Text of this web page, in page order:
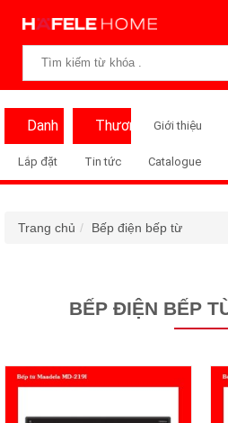
Danh
Mục
Thương
Hiệu
Giới thiệu
Lắp đặt Tin tức Catalogue
Trang chủ Bếp điện bếp từ
BẾP ĐIỆN BẾP